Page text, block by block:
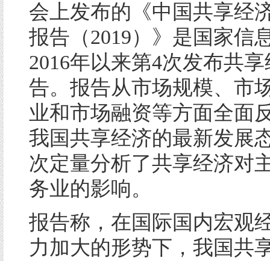
会上发布的《中国共享经
报告（2019）》是国家信
2016年以来第4次发布共
告。报告从市场规模、市
业和市场融资等方面全面
我国共享经济的最新发展
次定量分析了共享经济对
务业的影响。
报告称，在国际国内宏观
力加大的形势下，我国共